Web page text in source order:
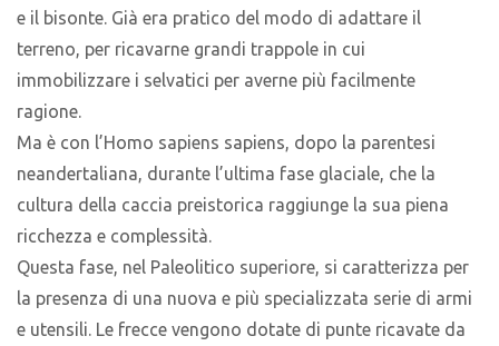
e il bisonte. Già era pratico del modo di adattare il
terreno, per ricavarne grandi trappole in cui
immobilizzare i selvatici per averne più facilmente
ragione.
Ma è con l’Homo sapiens sapiens, dopo la parentesi
neandertaliana, durante l’ultima fase glaciale, che la
cultura della caccia preistorica raggiunge la sua piena
ricchezza e complessità.
Questa fase, nel Paleolitico superiore, si caratterizza per
la presenza di una nuova e più specializzata serie di armi
e utensili. Le frecce vengono dotate di punte ricavate da